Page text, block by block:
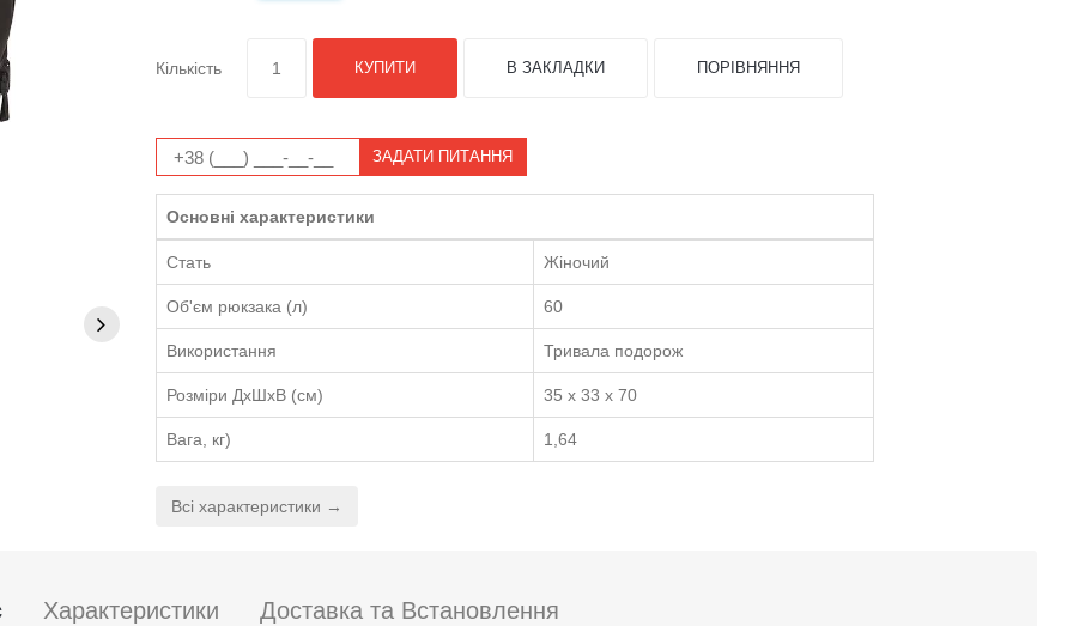
Кількість КУПИТИ В ЗАКЛАДКИ ПОРІВНЯННЯ
ЗАДАТИ ПИТАННЯ
Основні характеристики
Стать Жіночий
Об'єм рюкзака (л) 60
Використання Тривала подорож
Розміри ДхШхВ (см) 35 x 33 x 70
Вага, кг) 1,64
Всі характеристики →
Характеристики Доставка та Встановлення